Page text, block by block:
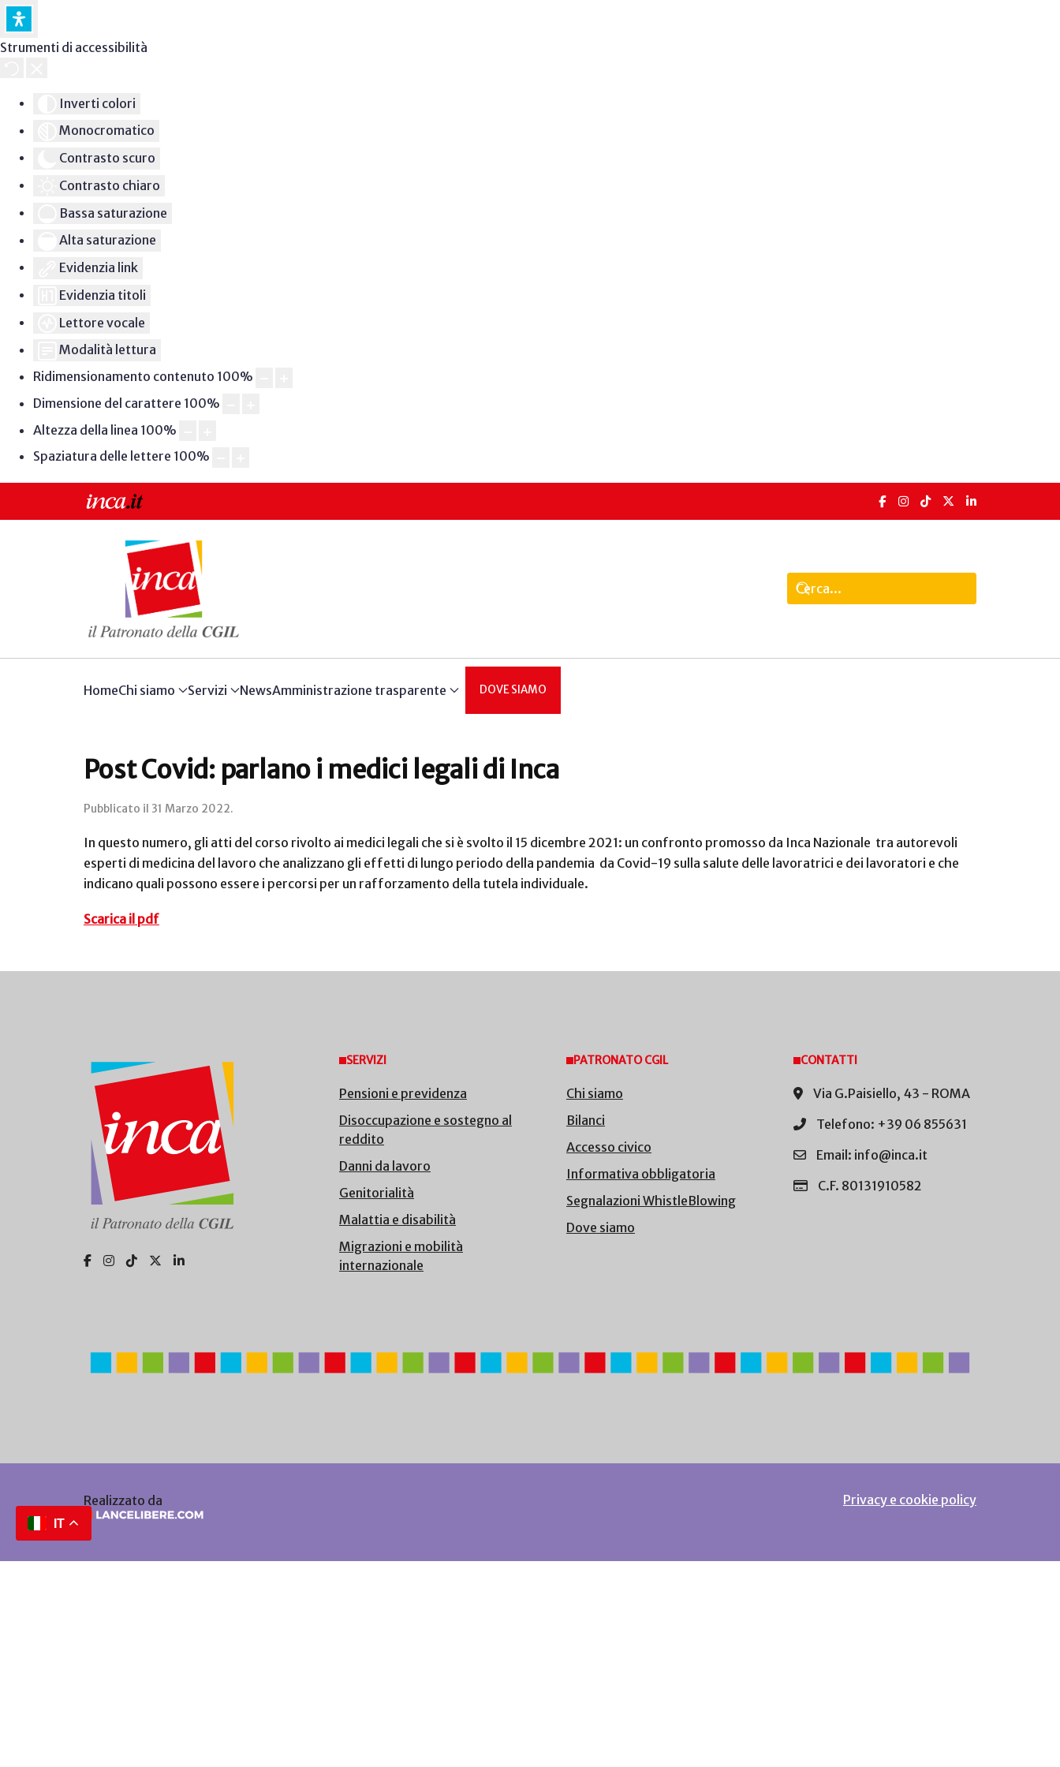
Strumenti di accessibilità
Inverti colori
Monocromatico
Contrasto scuro
Contrasto chiaro
Bassa saturazione
Alta saturazione
Evidenzia link
Evidenzia titoli
Lettore vocale
Modalità lettura
Ridimensionamento contenuto 100%
Dimensione del carattere 100%
Altezza della linea 100%
Spaziatura delle lettere 100%
HomeChi siamo Servizi NewsAmministrazione trasparente DOVE SIAMO
Post Covid: parlano i medici legali di Inca
Pubblicato il 31 Marzo 2022.
In questo numero, gli atti del corso rivolto ai medici legali che si è svolto il 15 dicembre 2021: un confronto promosso da Inca Nazionale tra autorevoli
esperti di medicina del lavoro che analizzano gli effetti di lungo periodo della pandemia da Covid-19 sulla salute delle lavoratrici e dei lavoratori e che
indicano quali possono essere i percorsi per un rafforzamento della tutela individuale.
Scarica il pdf
SERVIZI
Pensioni e previdenza
Disoccupazione e sostegno al
reddito
Danni da lavoro
Genitorialità
Malattia e disabilità
Migrazioni e mobilità
internazionale
PATRONATO CGIL
Chi siamo
Bilanci
Accesso civico
Informativa obbligatoria
Segnalazioni WhistleBlowing
Dove siamo
CONTATTI
Via G.Paisiello, 43 - ROMA
Telefono: +39 06 855631
Email: info@inca.it
C.F. 80131910582
Realizzato da Privacy e cookie policy
IT